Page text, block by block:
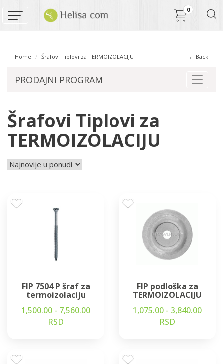
0
Home Šrafovi Tiplovi za TERMOIZOLACIJU ← Back
Toggle
PRODAJNI PROGRAM
Šrafovi Tiplovi za
TERMOIZOLACIJU
FIP 7504 P šraf za
termoizolaciju
1,500.00 - 7,560.00
RSD
FIP podloška za
TERMOIZOLACIJU
1,075.00 - 3,840.00
RSD